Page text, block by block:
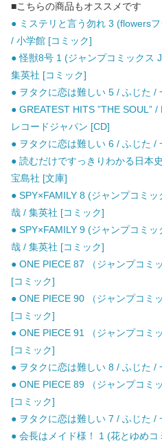
■こちらの商品もオススメです
● ミステリと言う勿れ 3 (flowers
/ 小学館 [コミック]
● 怪獣8号 1 (ジャンプコミックス
集英社 [コミック]
● ヲタクに恋は難しい 5 / ふじた /
● GREATEST HITS ”THE SOUL”
レコードジャパン [CD]
● ヲタクに恋は難しい 6 / ふじた /
● 読むだけですっきりわかる日本
宝島社 [文庫]
● SPY×FAMILY 8 (ジャンプコミ
哉 / 集英社 [コミック]
● SPY×FAMILY 9 (ジャンプコミ
哉 / 集英社 [コミック]
● ONE PIECE 87 （ジャンプコミ
[コミック]
● ONE PIECE 90 （ジャンプコミ
[コミック]
● ONE PIECE 91 （ジャンプコミ
[コミック]
● ヲタクに恋は難しい 8 / ふじた /
● ONE PIECE 89 （ジャンプコミ
[コミック]
● ヲタクに恋は難しい 7 / ふじた /
● 会長はメイド様！ 1 (花とゆめ